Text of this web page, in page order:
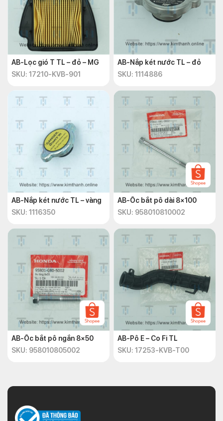
AB-Lọc gió T TL – đỏ – MG
SKU: 17210-KVB-901
AB-Nắp két nước TL – đỏ
SKU: 1114886
AB-Nắp két nước TL – vàng
SKU: 1116350
AB-Ốc bắt pô dài 8×100
SKU: 958010810002
AB-Ốc bắt pô ngắn 8×50
SKU: 958010805002
AB-Pô E – Co Fi TL
SKU: 17253-KVB-T00